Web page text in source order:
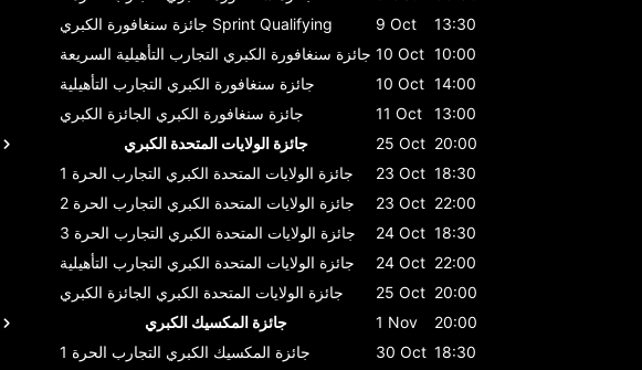
جائزة سنغافورة الكبري Sprint Qualifying 9 Oct
13:30
جائزة سنغافورة الكبري التجارب التأهيلية السريعة 10 Oct 10:00
جائزة سنغافورة الكبري التجارب التأهيلية 10 Oct 14:00
جائزة سنغافورة الكبري الجائزة الكبري 11 Oct
13:00
جائزة الولايات المتحدة الكبري
25 Oct 20:00
جائزة الولايات المتحدة الكبري التجارب الحرة 1 23 Oct 18:30
جائزة الولايات المتحدة الكبري التجارب الحرة 2 23 Oct 22:00
جائزة الولايات المتحدة الكبري التجارب الحرة 3 24 Oct 18:30
جائزة الولايات المتحدة الكبري التجارب التأهيلية 24 Oct 22:00
جائزة الولايات المتحدة الكبري الجائزة الكبري 25 Oct 20:00
جائزة المكسيك الكبري
1 Nov
20:00
جائزة المكسيك الكبري التجارب الحرة 1 30 Oct 18:30